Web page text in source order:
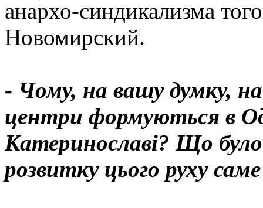
анархо-синдикализма
Новомирский.
- Чому, на вашу думку,
центри формуються в
Катеринославі? Що
розвитку цього руху